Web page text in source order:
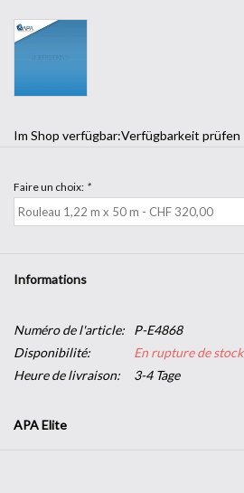
Im Shop verfügbar:Verfügbarkeit prüfen
Faire un choix: *
Informations
Numéro de l'article:
P-E4868
Disponibilité:
En rupture de stock
Heure de livraison:
3-4 Tage
APA Elite